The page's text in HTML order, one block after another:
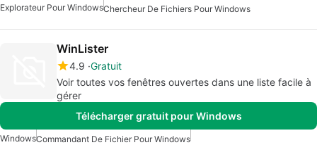
Explorateur Pour WindowsChercheur De Fichiers Pour Windows
WinLister
4.9 Gratuit
Voir toutes vos fenêtres ouvertes dans une liste facile à
gérer
Télécharger gratuit pour Windows
WindowsCommandant De Fichier Pour Windows